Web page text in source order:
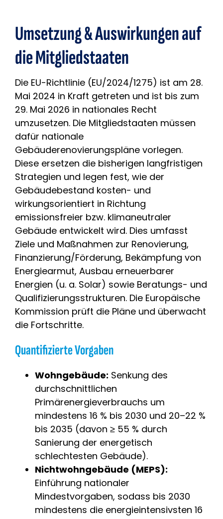
Umsetzung & Auswirkungen auf
die Mitgliedstaaten
Die EU-Richtlinie (EU/2024/1275) ist am 28.
Mai 2024 in Kraft getreten und ist bis zum
29. Mai 2026 in nationales Recht
umzusetzen. Die Mitgliedstaaten müssen
dafür nationale
Gebäuderenovierungspläne vorlegen.
Diese ersetzen die bisherigen langfristigen
Strategien und legen fest, wie der
Gebäudebestand kosten- und
wirkungsorientiert in Richtung
emissionsfreier bzw. klimaneutraler
Gebäude entwickelt wird. Dies umfasst
Ziele und Maßnahmen zur Renovierung,
Finanzierung/Förderung, Bekämpfung von
Energiearmut, Ausbau erneuerbarer
Energien (u. a. Solar) sowie Beratungs- und
Qualifizierungsstrukturen. Die Europäische
Kommission prüft die Pläne und überwacht
die Fortschritte.
Quantifizierte Vorgaben
Wohngebäude: Senkung des
durchschnittlichen
Primärenergieverbrauchs um
mindestens 16 % bis 2030 und 20–22 %
bis 2035 (davon ≥ 55 % durch
Sanierung der energetisch
schlechtesten Gebäude).
Nichtwohngebäude (MEPS):
Einführung nationaler
Mindestvorgaben, sodass bis 2030
mindestens die energieintensivsten 16